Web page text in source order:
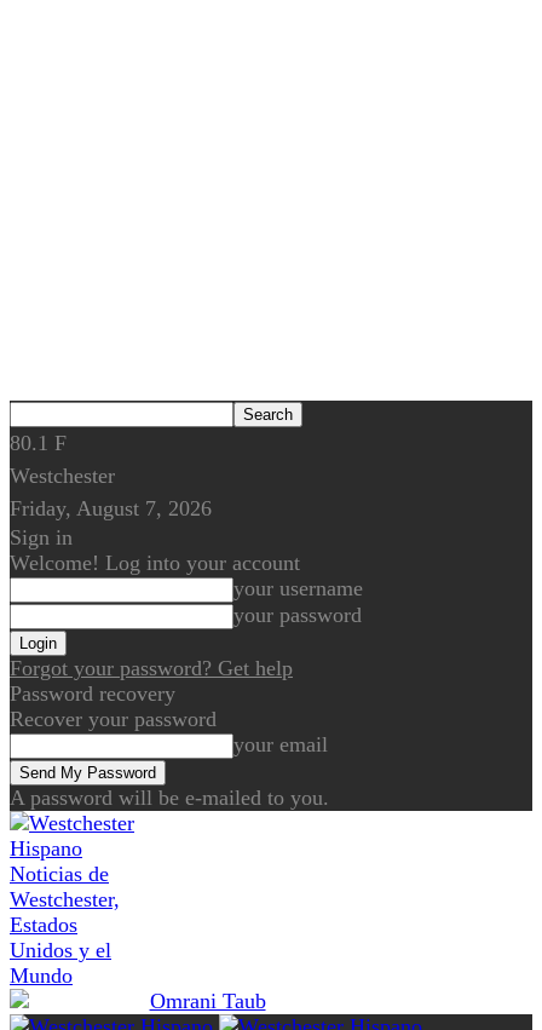
80.1 F
Westchester
Friday, August 7, 2026
Sign in
Welcome! Log into your account
your username
your password
Forgot your password? Get help
Password recovery
Recover your password
your email
A password will be e-mailed to you.
Noticias de
Westchester,
Estados
Unidos y el
Mundo